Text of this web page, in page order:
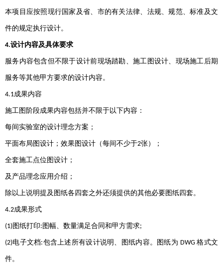
本项目应按照现行国家及省、市的有关法律、法规、规范、标准及文
件的规定执行设计。
4.设计内容及具体要求
服务内容包含但不限于设计前现场踏勘、施工图设计、现场施工后期
服务等其他甲方要求的设计内容。
4.1成果内容
施工图阶段成果内容包括并不限于以下内容：
每间实验室的设计理念方案；
平面布局图设计；效果图设计（每间不少于2张）；
全套施工点位图设计；
及产品理念应用介绍；
除以上说明提及图纸各四套之外还须提供的其他必要图纸四套。
4.2成果形式
(1)图纸打印:图幅、数量满足合同和甲方需求;
(2)电子文档:包含上述所有设计说明、图纸内容。图纸为 DWG格式文
件。